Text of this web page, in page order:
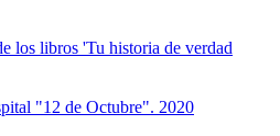
los libros 'Tu historia de verdad
"12 de Octubre". 2020